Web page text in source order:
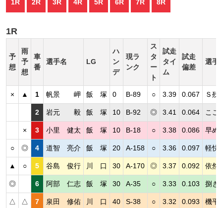
1R 2R 3R 4R 5R 6R 7R 8R
1R
予
想
雨
予
想
車
番
選手名 LG
ハ
ン
デ
現ラ
ンク
ス
タ
ー
ト
試走
タイ
ム
試走
偏差
選手
× ▲ 1 帆景 岬 飯 塚 0 B-89 ○ 3.39 0.067 Ｓ残
2 岩元 毅 飯 塚 10 B-92 ◎ 3.41 0.064 ここ
× 3 小里 健太 飯 塚 10 B-18 ○ 3.38 0.086 早め
○ ◎ 4 道智 亮介 飯 塚 20 A-158 ○ 3.36 0.097 軽快
▲ ○ 5 谷島 俊行 川 口 30 A-170 ◎ 3.37 0.092 依然
◎ 6 阿部 仁志 飯 塚 30 A-35 ○ 3.33 0.103 捌き
△ △ 7 泉田 修佑 川 口 40 S-38 ○ 3.32 0.093 機平